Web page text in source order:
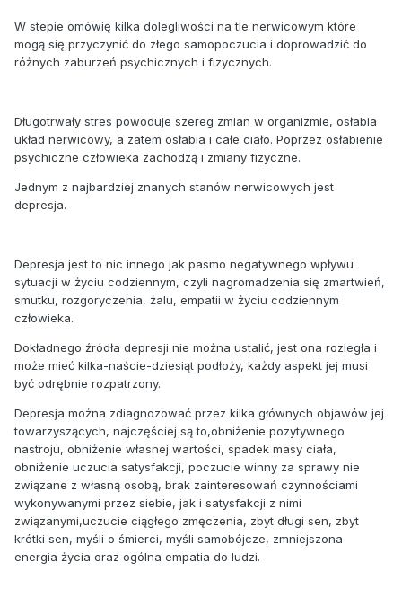
W stepie omówię kilka dolegliwości na tle nerwicowym które
mogą się przyczynić do złego samopoczucia i doprowadzić do
różnych zaburzeń psychicznych i fizycznych.
Długotrwały stres powoduje szereg zmian w organizmie, osłabia
układ nerwicowy, a zatem osłabia i całe ciało. Poprzez osłabienie
psychiczne człowieka zachodzą i zmiany fizyczne.
Jednym z najbardziej znanych stanów nerwicowych jest
depresja.
Depresja jest to nic innego jak pasmo negatywnego wpływu
sytuacji w życiu codziennym, czyli nagromadzenia się zmartwień,
smutku, rozgoryczenia, żalu, empatii w życiu codziennym
człowieka.
Dokładnego źródła depresji nie można ustalić, jest ona rozległa i
może mieć kilka-naście-dziesiąt podłoży, każdy aspekt jej musi
być odrębnie rozpatrzony.
Depresja można zdiagnozować przez kilka głównych objawów jej
towarzyszących, najczęściej są to,obniżenie pozytywnego
nastroju, obniżenie własnej wartości, spadek masy ciała,
obniżenie uczucia satysfakcji, poczucie winny za sprawy nie
związane z własną osobą, brak zainteresowań czynnościami
wykonywanymi przez siebie, jak i satysfakcji z nimi
związanymi,uczucie ciągłego zmęczenia, zbyt długi sen, zbyt
krótki sen, myśli o śmierci, myśli samobójcze, zmniejszona
energia życia oraz ogólna empatia do ludzi.